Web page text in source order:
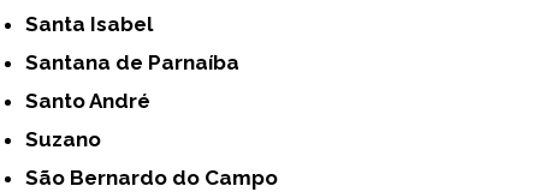
Santa Isabel
Santana de Parnaíba
Santo André
Suzano
São Bernardo do Campo